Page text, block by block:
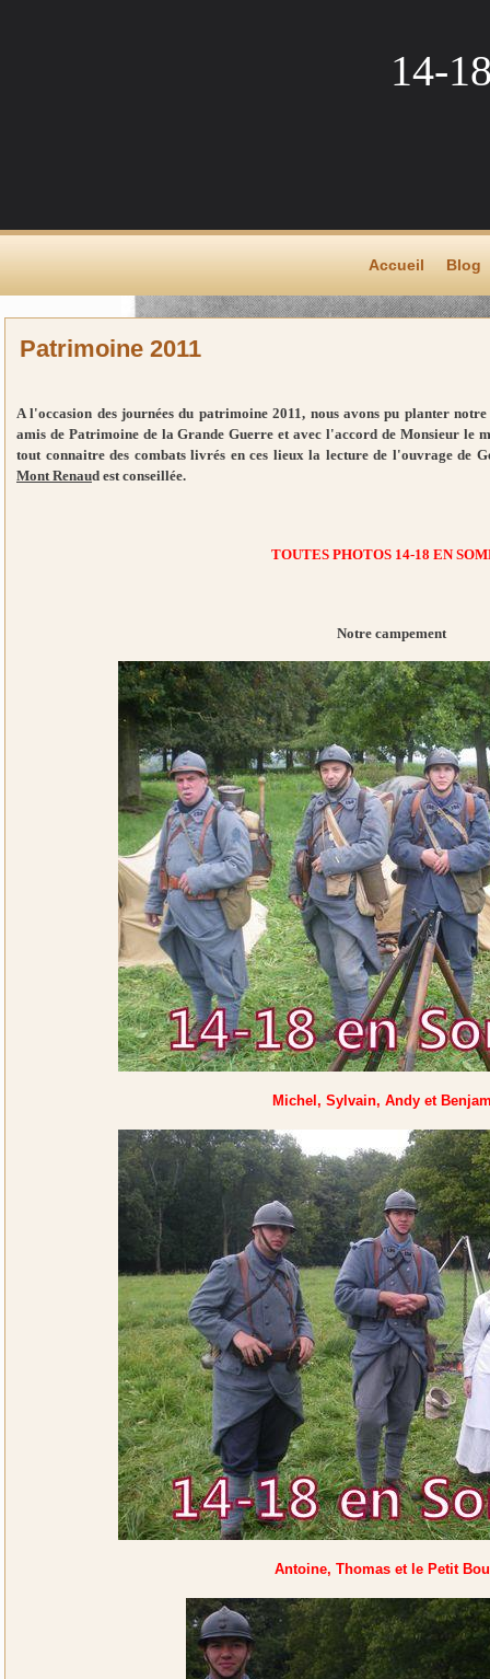
14-
Accueil Blog
Patrimoine 2011
A l'occasion des journées du patrimoine 2011, nous avons pu planter
amis de Patrimoine de la Grande Guerre et avec l'accord de Monsieur le
tout connaitre des combats livrés en ces lieux la lecture de l'ouvrage de
Mont Renaud est conseillée.
TOUTES PHOTOS 14-18 EN
Notre campement
Michel, Sylvain, Andy et
Antoine, Thomas et le Petit